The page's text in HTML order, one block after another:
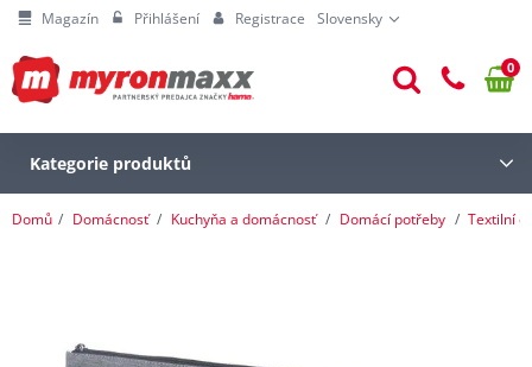
Magazín Přihlášení Registrace Slovensky
0
Kategorie produktů
Domů Domácnosť Kuchyňa a domácnosť Domácí potřeby Textilní